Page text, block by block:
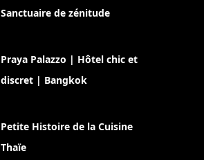
Sanctuaire de zénitude
Praya Palazzo | Hôtel chic et
discret | Bangkok
Petite Histoire de la Cuisine
Thaïe